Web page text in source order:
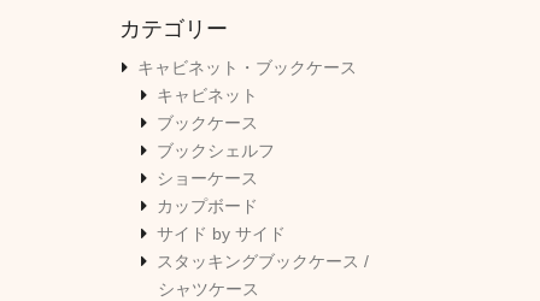
カテゴリー
キャビネット・ブックケース
キャビネット
ブックケース
ブックシェルフ
ショーケース
カップボード
サイド by サイド
スタッキングブックケース /
シャツケース